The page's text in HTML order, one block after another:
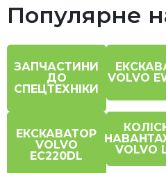
Популярне
ЗАПЧАСТИНИ
ДО
СПЕЦТЕХНІКИ
VOLVO
ЕКСКАВАТОР
VOLVO
EC220DL
VOLVO